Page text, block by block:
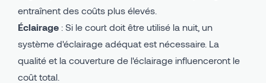
entraînent des coûts plus élevés.
Éclairage : Si le court doit être utilisé la nuit, un
système d'éclairage adéquat est nécessaire. La
qualité et la couverture de l'éclairage influenceront le
coût total.